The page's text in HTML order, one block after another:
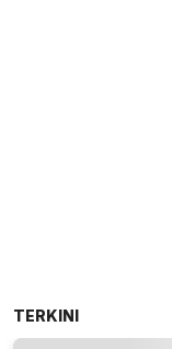
TERKINI